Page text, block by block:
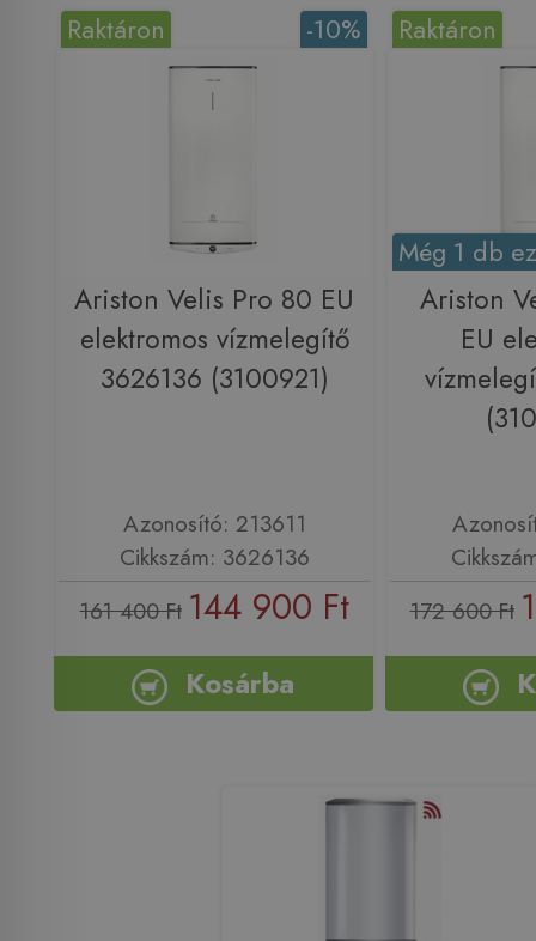
-10%
Raktáron
Ariston Velis Pro 80 EU
elektromos vízmelegítő
3626136 (3100921)
Azonosító: 213611
Cikkszám: 3626136
161 400 Ft 144 900 Ft
Kosárba
Raktáron
Még 1 db
Ariston
EU
172 600 Ft